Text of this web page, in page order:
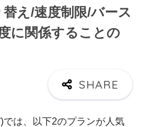
え/速度制限/バース
に関係することの
では、以下2のプランが人気